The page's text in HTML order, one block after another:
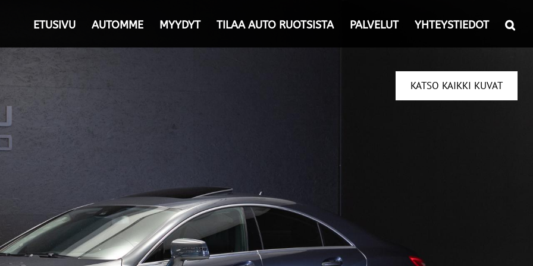
ETUSIVU AUTOMME MYYDYT TILAA AUTO RUOTSISTA PALVELUT YHTEYSTIEDOT
KATSO KAIKKI KUVAT